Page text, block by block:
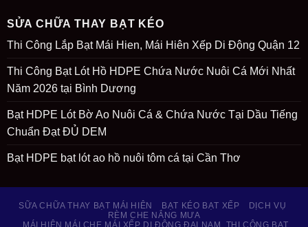
SỬA CHỮA THAY BẠT KÉO
Thi Công Lắp Bạt Mái Hien, Mái Hiên Xếp Di Động Quận 12
Thi Công Bạt Lót Hồ HDPE Chứa Nước Nuôi Cá Mới Nhất
Năm 2026 tại Bình Dương
Bạt HDPE Lót Bờ Ao Nuôi Cá & Chứa Nước Tại Dầu Tiếng
Chuẩn Đạt ĐỦ DEM
Bạt HDPE bạt lót ao hồ nuôi tôm cá tại Cần Thơ
SỮA CHỮA THAY BẠT MÁI HIÊN BẠT KÉO BẠT XẾP
DỊCH VỤ
RÈM CHE NẮNG MƯA
MÁI HIÊN MÁI CHE MÁI XẾP DI ĐỘNG ĐẠI NAM, THI CÔNG BẠT